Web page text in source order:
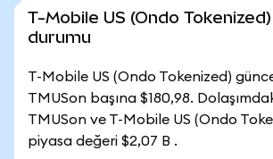
T-Mobile US (Ondo
durumu
T-Mobile US (Ondo Tokenized)
TMUSon başına $180,98.
TMUSon ve T-Mobile US (Ondo
piyasa değeri $2,07 B .